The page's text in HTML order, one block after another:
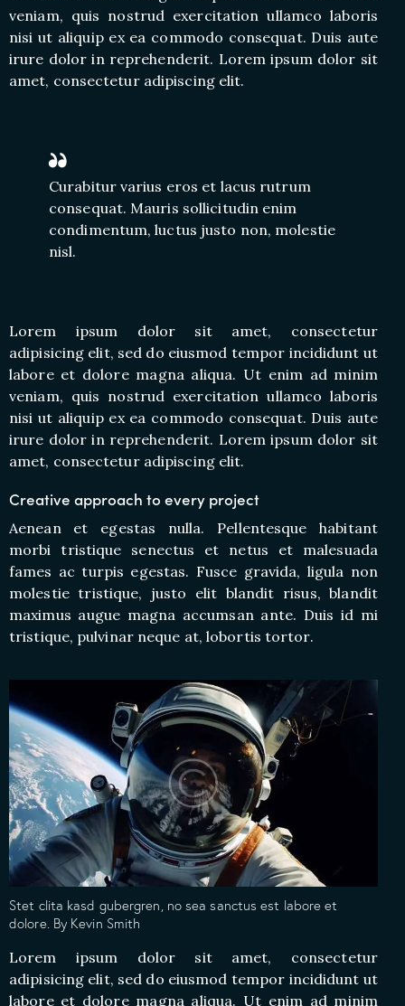
veniam, quis nostrud exercitation ullamco laboris
nisi ut aliquip ex ea commodo consequat. Duis aute
irure dolor in reprehenderit. Lorem ipsum dolor sit
amet, consectetur adipiscing elit.
Curabitur varius eros et lacus rutrum
consequat. Mauris sollicitudin enim
condimentum, luctus justo non, molestie
nisl.
Lorem ipsum dolor sit amet, consectetur
adipisicing elit, sed do eiusmod tempor incididunt ut
labore et dolore magna aliqua. Ut enim ad minim
veniam, quis nostrud exercitation ullamco laboris
nisi ut aliquip ex ea commodo consequat. Duis aute
irure dolor in reprehenderit. Lorem ipsum dolor sit
amet, consectetur adipiscing elit.
Creative approach to every project
Aenean et egestas nulla. Pellentesque habitant
morbi tristique senectus et netus et malesuada
fames ac turpis egestas. Fusce gravida, ligula non
molestie tristique, justo elit blandit risus, blandit
maximus augue magna accumsan ante. Duis id mi
tristique, pulvinar neque at, lobortis tortor.
Stet clita kasd gubergren, no sea sanctus est labore et
dolore. By Kevin Smith
Lorem ipsum dolor sit amet, consectetur
adipisicing elit, sed do eiusmod tempor incididunt ut
labore et dolore magna aliqua. Ut enim ad minim